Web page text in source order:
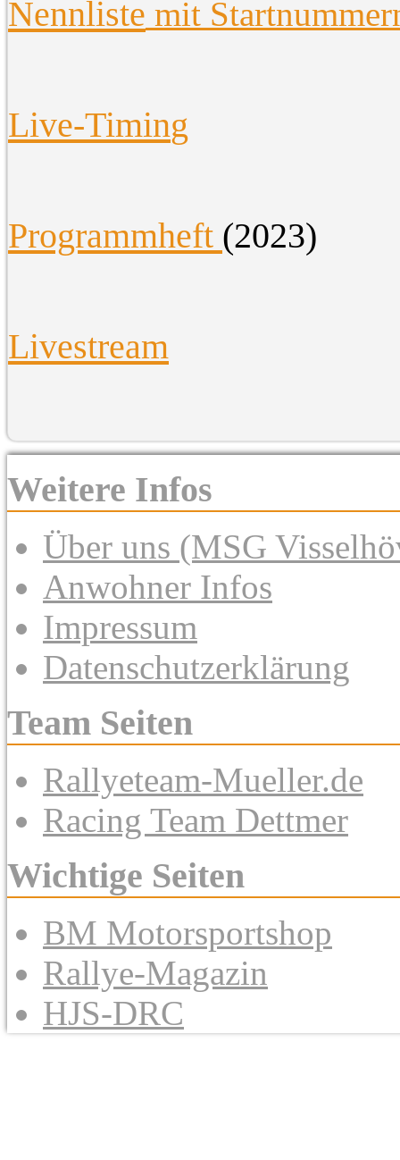
Nennliste mit
Live-Timing
Programmheft (2023)
Livestream
Weitere Infos
Über uns (MSG
Anwohner Infos
Impressum
Datenschutzerklärung
Team Seiten
Rallyeteam-Mueller.de
Racing Team Dettmer
Wichtige Seiten
BM Motorsportshop
Rallye-Magazin
HJS-DRC